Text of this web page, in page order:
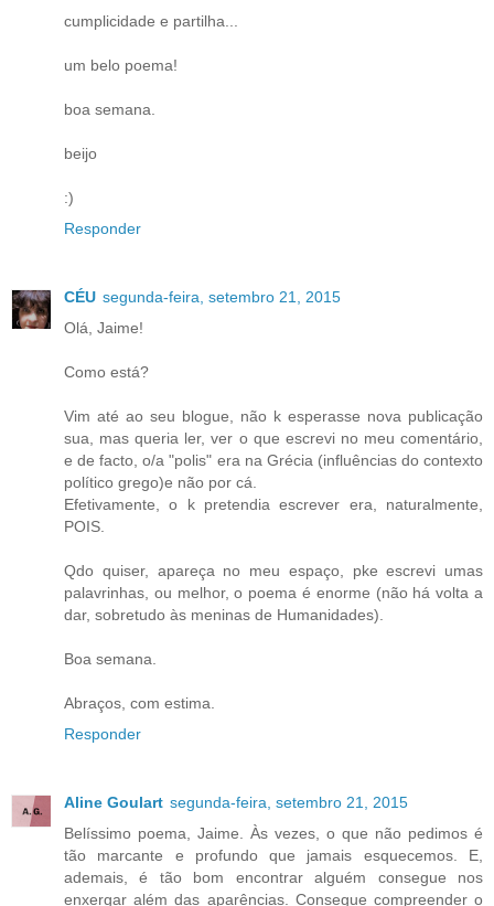
cumplicidade e partilha...
um belo poema!
boa semana.
beijo
:)
Responder
CÉU segunda-feira, setembro 21, 2015
Olá, Jaime!
Como está?
Vim até ao seu blogue, não k esperasse nova publicação
sua, mas queria ler, ver o que escrevi no meu comentário,
e de facto, o/a "polis" era na Grécia (influências do contexto
político grego)e não por cá.
Efetivamente, o k pretendia escrever era, naturalmente,
POIS.
Qdo quiser, apareça no meu espaço, pke escrevi umas
palavrinhas, ou melhor, o poema é enorme (não há volta a
dar, sobretudo às meninas de Humanidades).
Boa semana.
Abraços, com estima.
Responder
Aline Goulart segunda-feira, setembro 21, 2015
Belíssimo poema, Jaime. Às vezes, o que não pedimos é
tão marcante e profundo que jamais esquecemos. E,
ademais, é tão bom encontrar alguém consegue nos
enxergar além das aparências. Consegue compreender o